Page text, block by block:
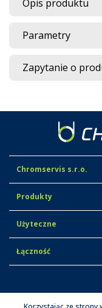
Opis produktu
Parametry
Zapytanie o
Chromservis s.r.o.
Produkty
Użyteczne
Łączność